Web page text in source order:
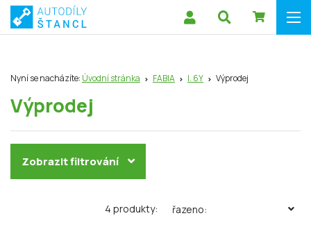
Nyní se nacházíte: Úvodní stránka FABIA I. 6Y Výprodej
Výprodej
Zobrazit filtrování
4 produkty: řazeno: